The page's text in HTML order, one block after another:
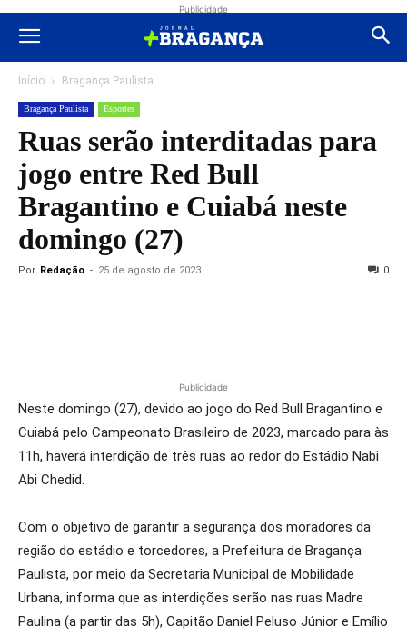
Publicidade
Início Bragança Paulista
Bragança Paulista Esportes
Ruas serão interditadas para
jogo entre Red Bull
Bragantino e Cuiabá neste
domingo (27)
Por Redação - 25 de agosto de 2023 0
Publicidade
Neste domingo (27), devido ao jogo do Red Bull Bragantino e
Cuiabá pelo Campeonato Brasileiro de 2023, marcado para às
11h, haverá interdição de três ruas ao redor do Estádio Nabi
Abi Chedid.
Com o objetivo de garantir a segurança dos moradores da
região do estádio e torcedores, a Prefeitura de Bragança
Paulista, por meio da Secretaria Municipal de Mobilidade
Urbana, informa que as interdições serão nas ruas Madre
Paulina (a partir das 5h), Capitão Daniel Peluso Júnior e Emílio